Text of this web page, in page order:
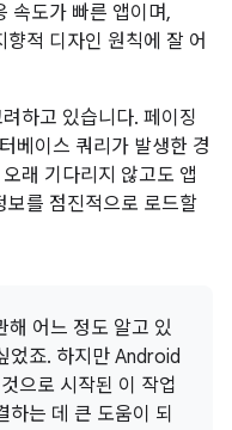
속도가 빠른 앱이며,
적 디자인 원칙에 잘 어
하고 있습니다. 페이징
베이스 쿼리가 발생한 경
래 기다리지 않고도 앱
보를 점진적으로 로드할
해 어느 정도 알고 있
었죠. 하지만 Android
으로 시작된 이 작업
하는 데 큰 도움이 되